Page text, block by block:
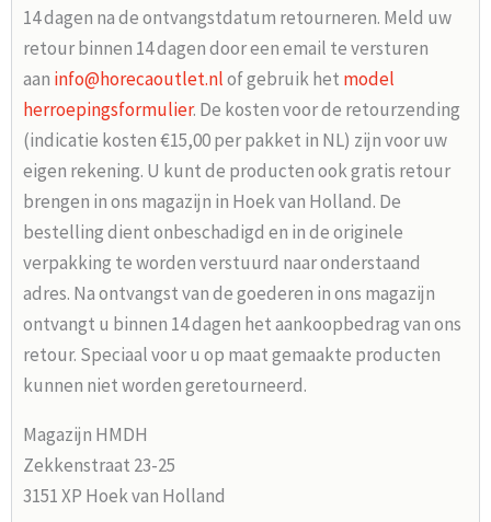
14 dagen na de ontvangstdatum retourneren. Meld uw
retour binnen 14 dagen door een email te versturen
aan info@horecaoutlet.nlof gebruik het model
herroepingsformulier. De kosten voor de retourzending
(indicatie kosten €15,00 per pakket in NL) zijn voor uw
eigen rekening. U kunt de producten ook gratis retour
brengen in ons magazijn in Hoek van Holland. De
bestelling dient onbeschadigd en in de originele
verpakking te worden verstuurd naar onderstaand
adres. Na ontvangst van de goederen in ons magazijn
ontvangt u binnen 14 dagen het aankoopbedrag van ons
retour. Speciaal voor u op maat gemaakte producten
kunnen niet worden geretourneerd.
Magazijn HMDH
Zekkenstraat 23-25
3151 XP Hoek van Holland